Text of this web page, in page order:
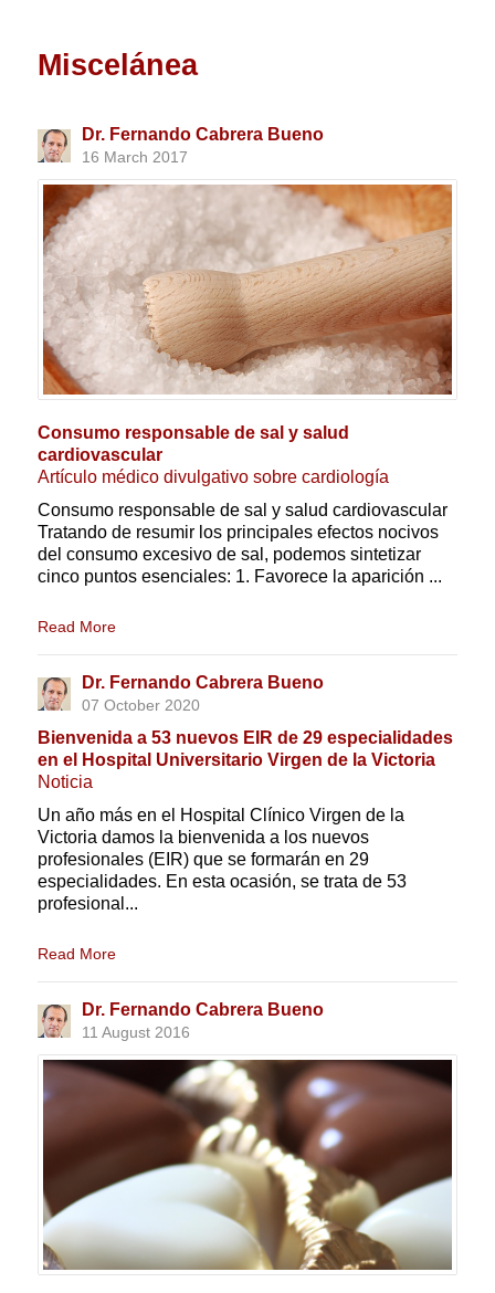
Miscelánea
Dr. Fernando Cabrera Bueno
16 March 2017
Consumo responsable de sal y salud
cardiovascular
Artículo médico divulgativo sobre cardiología
Consumo responsable de sal y salud cardiovascular
Tratando de resumir los principales efectos nocivos
del consumo excesivo de sal, podemos sintetizar
cinco puntos esenciales: 1. Favorece la aparición ...
Read More
Dr. Fernando Cabrera Bueno
07 October 2020
Bienvenida a 53 nuevos EIR de 29 especialidades
en el Hospital Universitario Virgen de la Victoria
Noticia
Un año más en el Hospital Clínico Virgen de la
Victoria damos la bienvenida a los nuevos
profesionales (EIR) que se formarán en 29
especialidades. En esta ocasión, se trata de 53
profesional...
Read More
Dr. Fernando Cabrera Bueno
11 August 2016